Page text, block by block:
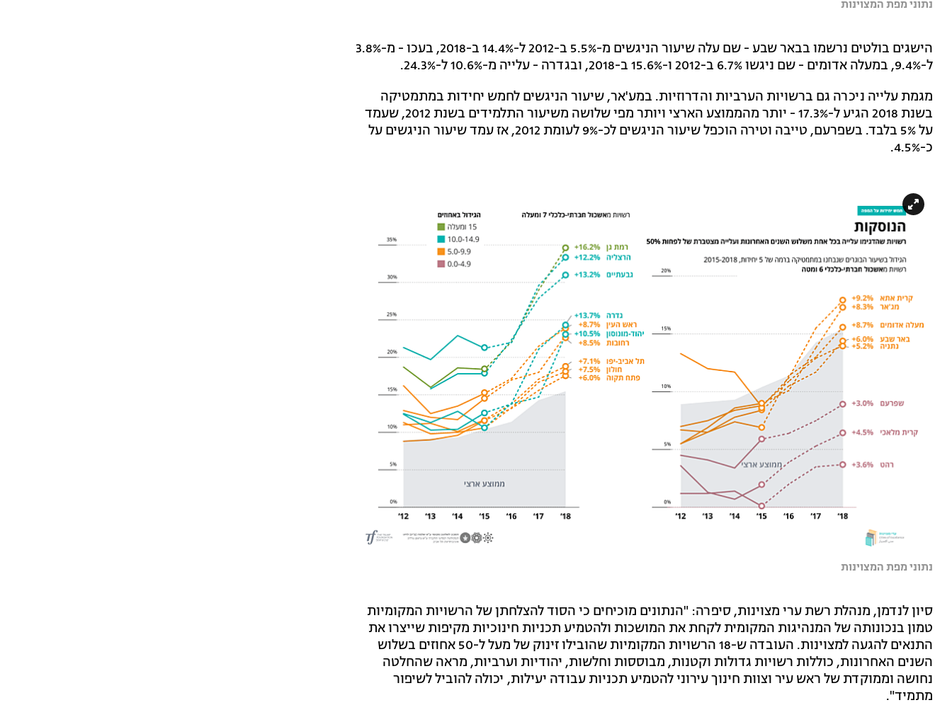
נתוני מפת המצוינות
הישגים בולטים נרשמו בבאר שבע - שם עלה שיעור הניגשים מ-5.5% ב-2012 ל-14.4% ב-2018, בעכו - מ-3.8%
ל-9.4%, במעלה אדומים - שם ניגשו 6.7% ב-2012 ו-15.6% ב-2018, ובגדרה - עלייה מ-10.6% ל-24.3%.
מגמת עלייה ניכרה גם ברשויות הערביות והדרוזיות. במע'אר, שיעור הניגשים לחמש יחידות במתמטיקה
בשנת 2018 הגיע ל-17.3% - יותר מהממוצע הארצי ויותר מפי שלושה משיעור התלמידים בשנת 2012, שעמד
על 5% בלבד. בשפרעם, טייבה וטירה הוכפל שיעור הניגשים לכ-9% לעומת 2012, אז עמד שיעור הניגשים על
כ-4.5%.
נתוני מפת המצוינות
סיון לנדמן, מנהלת רשת ערי מצוינות, סיפרה: "הנתונים מוכיחים כי הסוד להצלחתן של הרשויות המקומיות
טמון בנכונותה של המנהיגות המקומית לקחת את המושכות ולהטמיע תכניות חינוכיות מקיפות שייצרו את
התנאים להגעה למצוינות. העובדה ש-18 הרשויות המקומיות שהובילו זינוק של מעל ל-50 אחוזים בשלוש
השנים האחרונות, כוללות רשויות גדולות וקטנות, מבוססות וחלשות, יהודיות וערביות, מראה שהחלטה
נחושה וממוקדת של ראש עיר וצוות חינוך עירוני להטמיע תכניות עבודה יעילות, יכולה להוביל לשיפור
מתמיד".